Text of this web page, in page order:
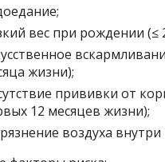
вес при рождении (≤
жизни);
прививки от
12 месяцев жизни);
воздуха